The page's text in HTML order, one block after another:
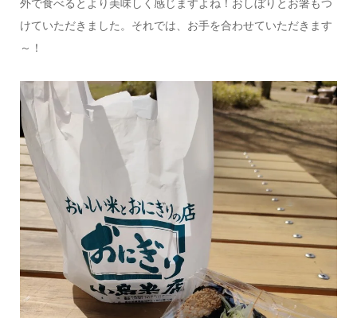
外で食べるとより美味しく感じますよね！おしぼりとお箸もつ
けていただきました。それでは、お手を合わせていただきます
～！